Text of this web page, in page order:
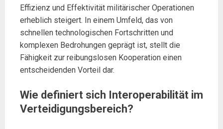
Effizienz und Effektivität militärischer Operationen
erheblich steigert. In einem Umfeld, das von
schnellen technologischen Fortschritten und
komplexen Bedrohungen geprägt ist, stellt die
Fähigkeit zur reibungslosen Kooperation einen
entscheidenden Vorteil dar.
Wie definiert sich Interoperabilität im
Verteidigungsbereich?